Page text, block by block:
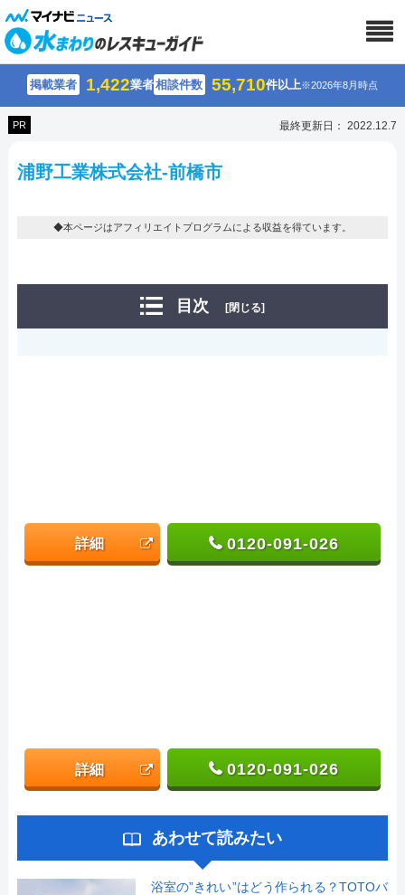
掲載業者 1,422業者相談件数 55,710件以上※2026年8月時点
PR 最終更新日： 2022.12.7
浦野工業株式会社-前橋市
◆本ページはアフィリエイトプログラムによる収益を得ています。
目次 [閉じる]
詳細 0120-091-026
詳細 0120-091-026
あわせて読みたい
浴室の”きれい”はどう作られる？TOTOバ